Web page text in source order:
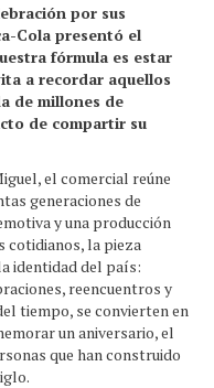
por sus
Cola presentó el
fórmula es estar
a recordar aquellos
de millones de
de compartir su
el comercial reúne
generaciones de
y una producción
cotidianos, la pieza
identidad del país:
reencuentros y
tiempo, se convierten en
un aniversario, el
que han construido